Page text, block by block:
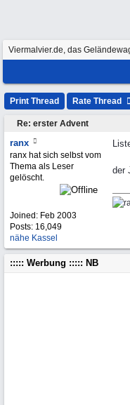
Viermalvier.de, das
Print Thread Rate Thread
Re: erster Advent
ranx
ranx hat sich selbst vom
Thema als Leser
gelöscht.
Joined: Feb 2003
Posts: 16,049
nähe Kassel
der
::::: Werbung ::::: NB